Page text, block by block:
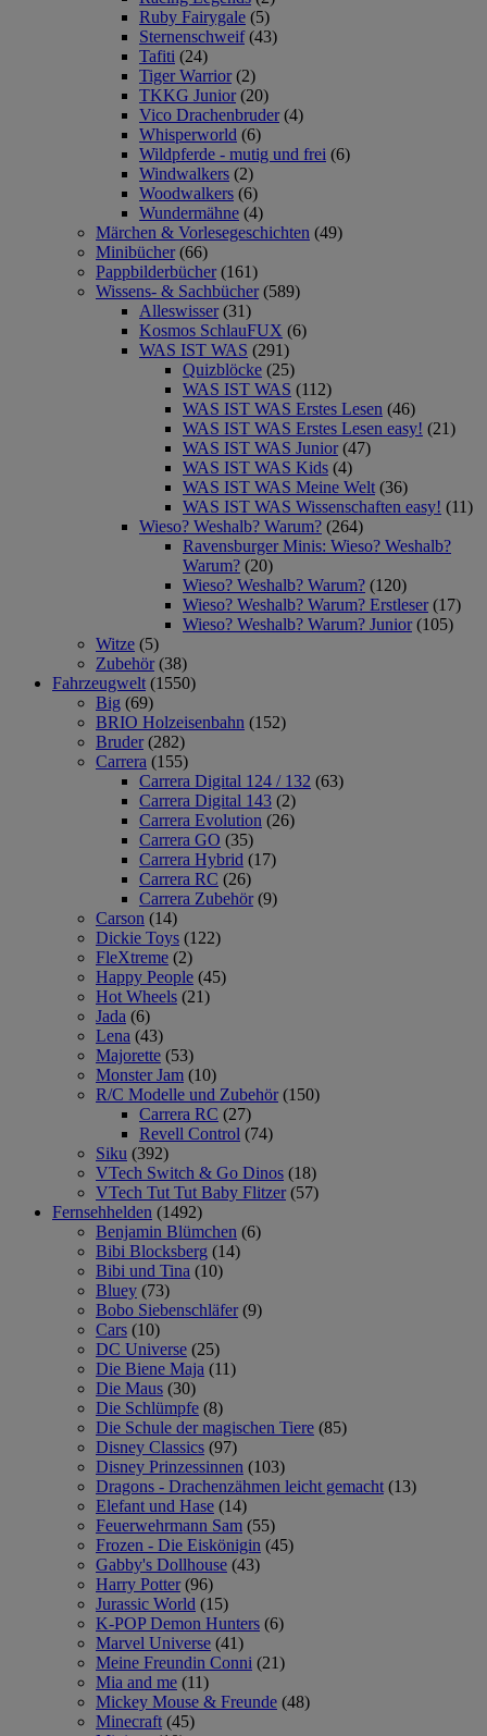
Ruby Fairygale (5)
Sternenschweif (43)
Tafiti (24)
Tiger Warrior (2)
TKKG Junior (20)
Vico Drachenbruder (4)
Whisperworld (6)
Wildpferde - mutig und frei (6)
Windwalkers (2)
Woodwalkers (6)
Wundermähne (4)
Märchen & Vorlesegeschichten (49)
Minibücher (66)
Pappbilderbücher (161)
Wissens- & Sachbücher (589)
Alleswisser (31)
Kosmos SchlauFUX (6)
WAS IST WAS (291)
Quizblöcke (25)
WAS IST WAS (112)
WAS IST WAS Erstes Lesen (46)
WAS IST WAS Erstes Lesen easy! (21)
WAS IST WAS Junior (47)
WAS IST WAS Kids (4)
WAS IST WAS Meine Welt (36)
WAS IST WAS Wissenschaften easy! (11)
Wieso? Weshalb? Warum? (264)
Ravensburger Minis: Wieso? Weshalb?
Warum? (20)
Wieso? Weshalb? Warum? (120)
Wieso? Weshalb? Warum? Erstleser (17)
Wieso? Weshalb? Warum? Junior (105)
Witze (5)
Zubehör (38)
Fahrzeugwelt (1550)
Big (69)
BRIO Holzeisenbahn (152)
Bruder (282)
Carrera (155)
Carrera Digital 124 / 132 (63)
Carrera Digital 143 (2)
Carrera Evolution (26)
Carrera GO (35)
Carrera Hybrid (17)
Carrera RC (26)
Carrera Zubehör (9)
Carson (14)
Dickie Toys (122)
FleXtreme (2)
Happy People (45)
Hot Wheels (21)
Jada (6)
Lena (43)
Majorette (53)
Monster Jam (10)
R/C Modelle und Zubehör (150)
Carrera RC (27)
Revell Control (74)
Siku (392)
VTech Switch & Go Dinos (18)
VTech Tut Tut Baby Flitzer (57)
Fernsehhelden (1492)
Benjamin Blümchen (6)
Bibi Blocksberg (14)
Bibi und Tina (10)
Bluey (73)
Bobo Siebenschläfer (9)
Cars (10)
DC Universe (25)
Die Biene Maja (11)
Die Maus (30)
Die Schlümpfe (8)
Die Schule der magischen Tiere (85)
Disney Classics (97)
Disney Prinzessinnen (103)
Dragons - Drachenzähmen leicht gemacht (13)
Elefant und Hase (14)
Feuerwehrmann Sam (55)
Frozen - Die Eiskönigin (45)
Gabby's Dollhouse (43)
Harry Potter (96)
Jurassic World (15)
K-POP Demon Hunters (6)
Marvel Universe (41)
Meine Freundin Conni (21)
Mia and me (11)
Mickey Mouse & Freunde (48)
Minecraft (45)